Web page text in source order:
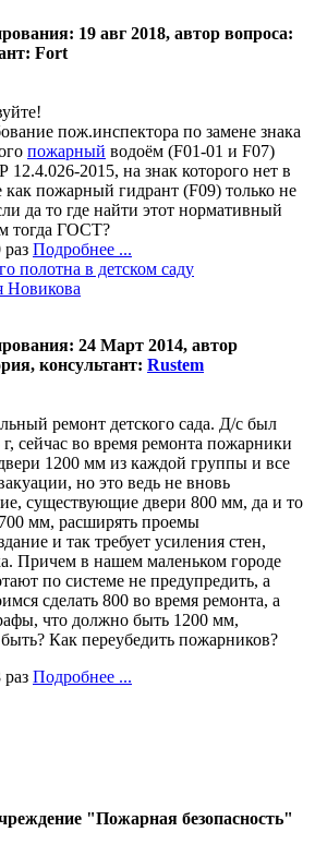
19 авг 2018, автор вопроса:
Fort
пож.инспектора по замене знака
пожарный водоём (F01-01 и F07)
2015, на знак которого нет в
пожарный гидрант (F09) только не
да то где найти этот нормативный
тогда ГОСТ?
Подробнее ...
полотна в детском саду
Новикова
24 Март 2014, автор
консультант: Rustem
ремонт детского сада. Д/с был
сейчас во время ремонта пожарники
1200 мм из каждой группы и все
но это ведь не вновь
существующие двери 800 мм, да и то
700 мм, расширять проемы
и так требует усиления стен,
Причем в нашем маленьком городе
по системе не предупредить, а
сделать 800 во время ремонта, а
что должно быть 1200 мм,
Как переубедить пожарников?
Подробнее ...
"Пожарная безопасность"